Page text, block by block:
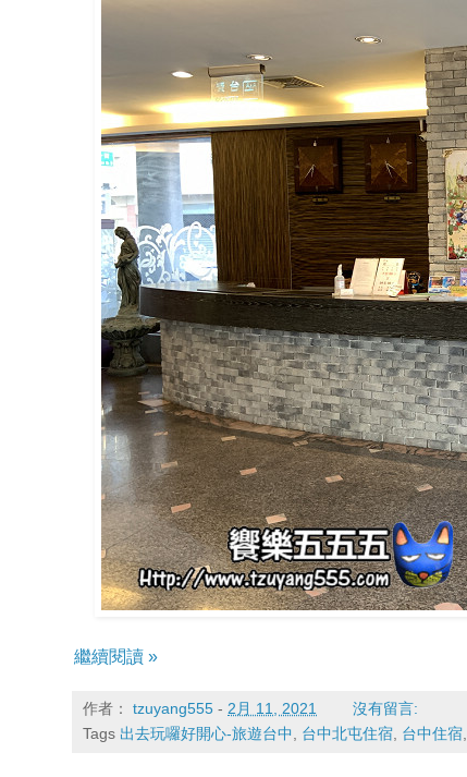
繼續閱讀 »
作者： tzuyang555 - 2月 11, 2021
沒有留言:
Tags 出去玩囉好開心-旅遊台中, 台中北屯住宿, 台中住宿,